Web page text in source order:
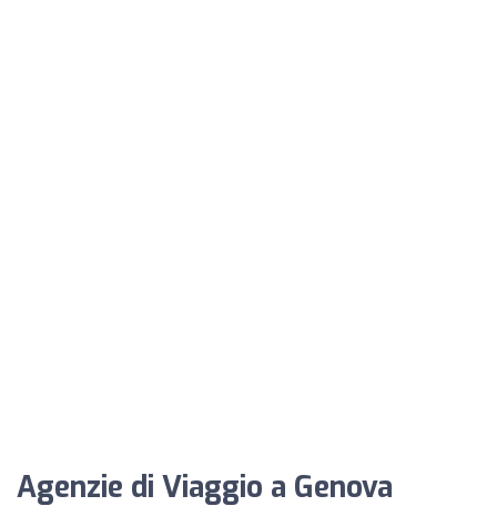
Agenzie di Viaggio a Genova